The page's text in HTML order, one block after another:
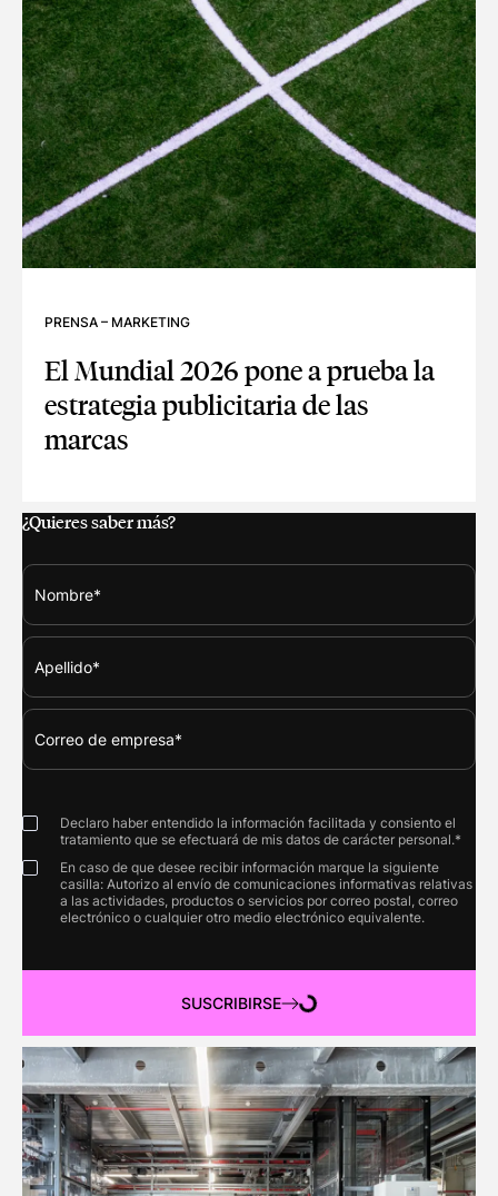
PRENSA – MARKETING
El Mundial 2026 pone a prueba la
estrategia publicitaria de las
marcas
¿Quieres saber más?
Declaro haber entendido la información facilitada y consiento el
tratamiento que se efectuará de mis datos de carácter personal.*
En caso de que desee recibir información marque la siguiente
casilla: Autorizo al envío de comunicaciones informativas relativas
a las actividades, productos o servicios por correo postal, correo
electrónico o cualquier otro medio electrónico equivalente.
SUSCRIBIRSE